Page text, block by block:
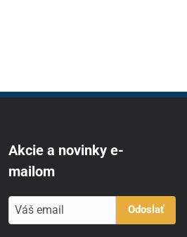
Akcie a novinky e-
mailom
Odoslať